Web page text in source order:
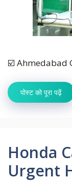
☑️ Ahmedabad
पोस्ट को पूरा पढ़ें
Honda
Urgent